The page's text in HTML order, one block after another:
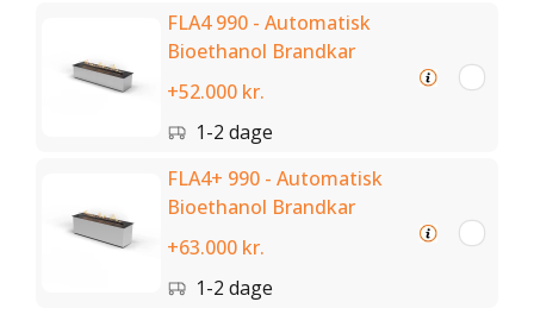
FLA4 990 - Automatisk
Bioethanol Brandkar
+52.000 kr.
1-2 dage
FLA4+ 990 - Automatisk
Bioethanol Brandkar
+63.000 kr.
1-2 dage